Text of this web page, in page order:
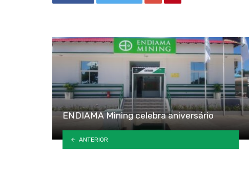
ENDIAMA Mining celebra aniversário
ANTERIOR